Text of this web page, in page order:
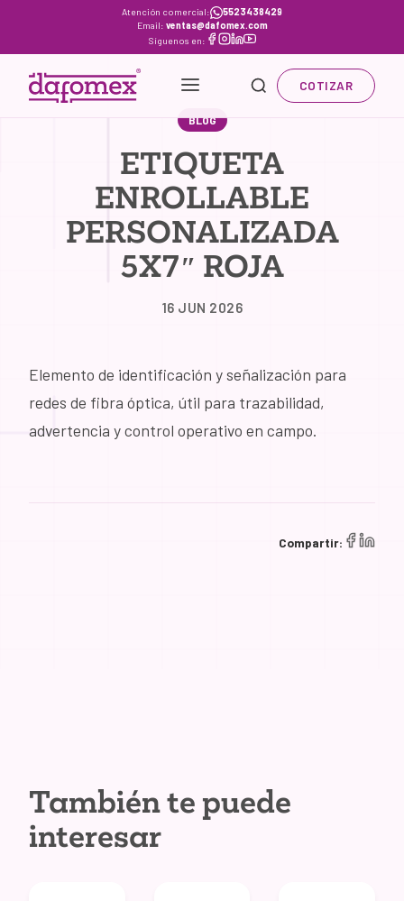
content
Atención comercial:
5523438429
Email: ventas@dafomex.com
Síguenos en:
COTIZAR
BLOG
ETIQUETA
ENROLLABLE
PERSONALIZADA
5X7″ ROJA
16 JUN 2026
Elemento de identificación y señalización para
redes de fibra óptica, útil para trazabilidad,
advertencia y control operativo en campo.
Compartir:
También te puede
interesar